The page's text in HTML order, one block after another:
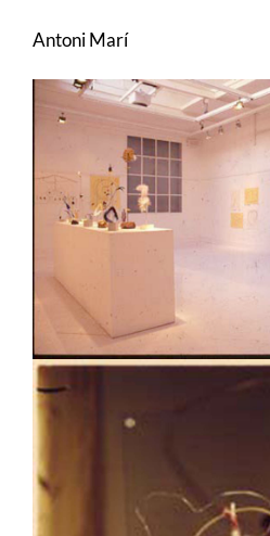
Antoni Marí